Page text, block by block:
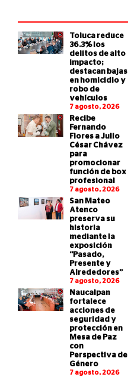
Toluca reduce
36.3% los
delitos de alto
impacto;
destacan bajas
en homicidio y
robo de
vehículos
7 agosto, 2026
Recibe
Fernando
Flores a Julio
César Chávez
para
promocionar
función de box
profesional
7 agosto, 2026
San Mateo
Atenco
preserva su
historia
mediante la
exposición
“Pasado,
Presente y
Alrededores”
7 agosto, 2026
Naucalpan
fortalece
acciones de
seguridad y
protección en
Mesa de Paz
con
Perspectiva de
Género
7 agosto, 2026